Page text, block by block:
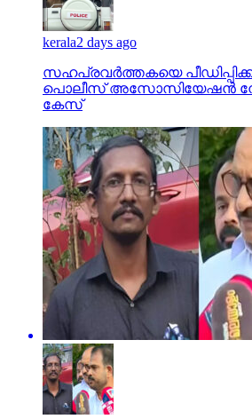
kerala2 days ago
സഹപ്രവര്‍ത്തകയെ
പൊലീസ് അസോസിയേഷന്‍
കേസ്